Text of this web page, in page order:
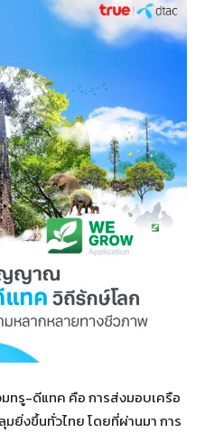
ทรู-ดีแทค คือ การส่งมอบเครือ
งขึ้นทั่วไทย โดยที่ผ่านมา การ